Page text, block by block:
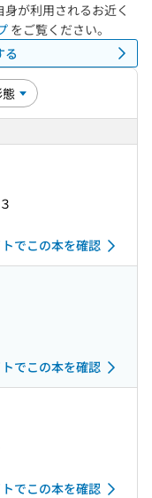
が利用されるお近く
をご覧ください。
る
でこの本を確認
でこの本を確認
でこの本を確認